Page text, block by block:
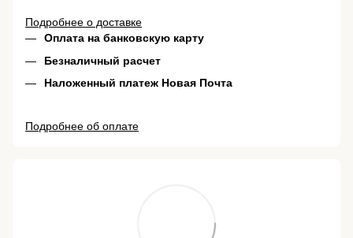
Подробнее о доставке
Оплата на банковскую карту
Безналичный расчет
Наложенный платеж Новая Почта
Подробнее об оплате